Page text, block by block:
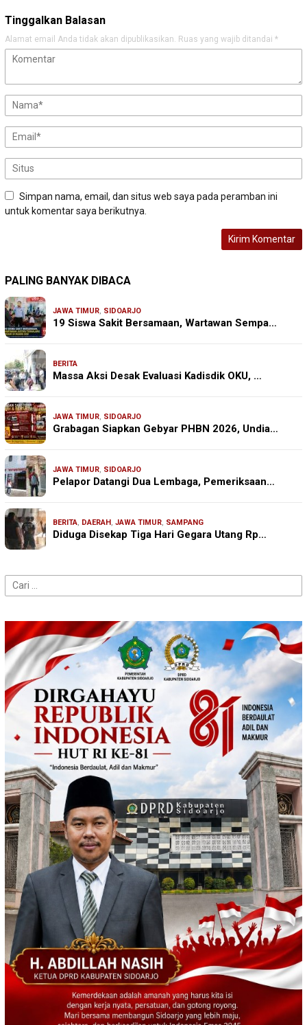
Tinggalkan Balasan
Alamat email Anda tidak akan dipublikasikan. Ruas yang wajib ditandai *
Simpan nama, email, dan situs web saya pada peramban ini
untuk komentar saya berikutnya.
PALING BANYAK DIBACA
JAWA TIMUR, SIDOARJO
19 Siswa Sakit Bersamaan, Wartawan Sempa…
BERITA
Massa Aksi Desak Evaluasi Kadisdik OKU, …
JAWA TIMUR, SIDOARJO
Grabagan Siapkan Gebyar PHBN 2026, Undia…
JAWA TIMUR, SIDOARJO
Pelapor Datangi Dua Lembaga, Pemeriksaan…
BERITA, DAERAH , JAWA TIMUR, SAMPANG
Diduga Disekap Tiga Hari Gegara Utang Rp…
Cari
untuk: